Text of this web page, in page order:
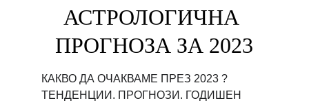
АСТРОЛОГИЧНА
ПРОГНОЗА ЗА 2023
КАКВО ДА ОЧАКВАМЕ ПРЕЗ 2023 ?
ТЕНДЕНЦИИ. ПРОГНОЗИ. ГОДИШЕН